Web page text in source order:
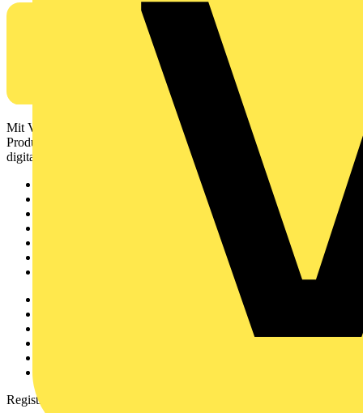
Mit Voltimum erhalten Elektrofachkräfte Zugang zu Branchennews,
Produktinformationen, Schulungen und Tools – alles auf einer
digitalen Plattform und Community.
Registrierung